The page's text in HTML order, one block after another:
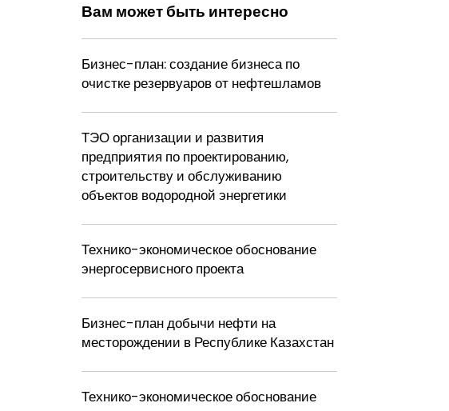
Вам может быть интересно
Бизнес-план: создание бизнеса по
очистке резервуаров от нефтешламов
ТЭО организации и развития
предприятия по проектированию,
строительству и обслуживанию
объектов водородной энергетики
Технико-экономическое обоснование
энергосервисного проекта
Бизнес-план добычи нефти на
месторождении в Республике Казахстан
Технико-экономическое обоснование